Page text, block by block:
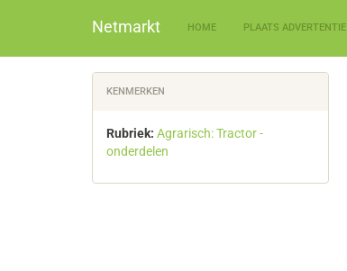
Netmarkt HOME PLAATS ADVERTENTIE
KENMERKEN
Rubriek: Agrarisch: Tractor -
onderdelen